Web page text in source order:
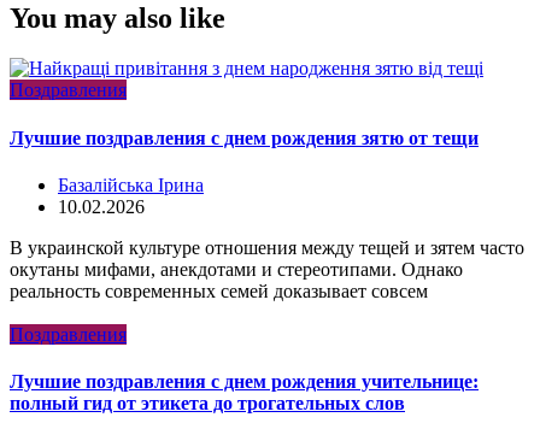
You may also like
Поздравления
Лучшие поздравления с днем рождения зятю от тещи
Базалійська Ірина
10.02.2026
В украинской культуре отношения между тещей и зятем часто
окутаны мифами, анекдотами и стереотипами. Однако
реальность современных семей доказывает совсем
Поздравления
Лучшие поздравления с днем рождения учительнице:
полный гид от этикета до трогательных слов